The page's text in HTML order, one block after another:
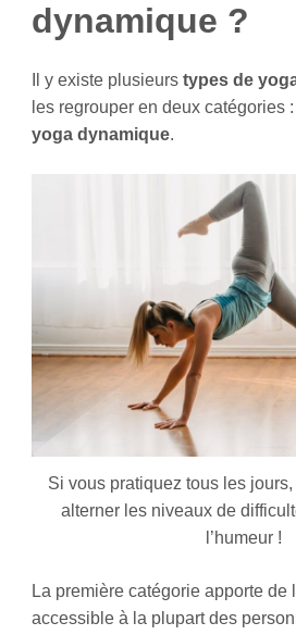
dynamique ?
Il y existe plusieurstypes de
les regrouper en deux catégories
yoga dynamique.
Si vous pratiquez tous les
alterner les niveaux de
l’humeur !
La première catégorie apporte de
accessible à la plupart des